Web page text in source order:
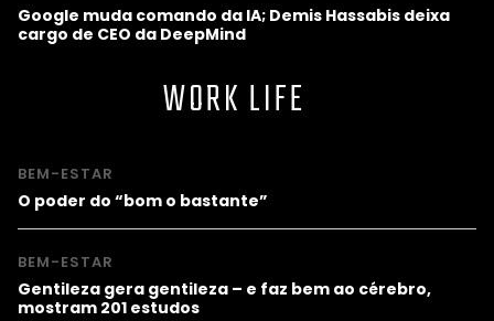
Google muda comando da IA; Demis Hassabis deixa
cargo de CEO da DeepMind
WORK LIFE
BEM-ESTAR
O poder do “bom o bastante”
BEM-ESTAR
Gentileza gera gentileza – e faz bem ao cérebro,
mostram 201 estudos